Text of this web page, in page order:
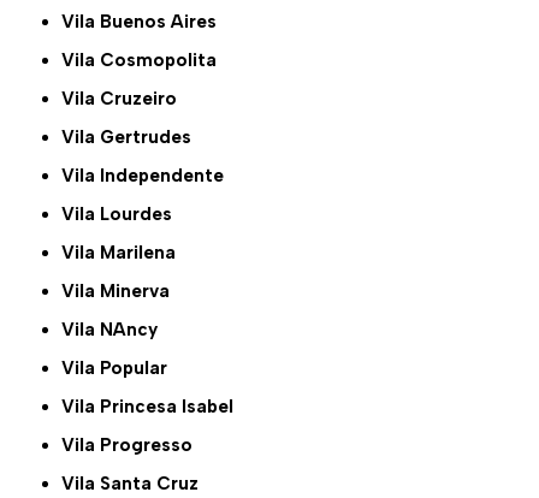
Vila Buenos Aires
Vila Cosmopolita
Vila Cruzeiro
Vila Gertrudes
Vila Independente
Vila Lourdes
Vila Marilena
Vila Minerva
Vila NAncy
Vila Popular
Vila Princesa Isabel
Vila Progresso
Vila Santa Cruz